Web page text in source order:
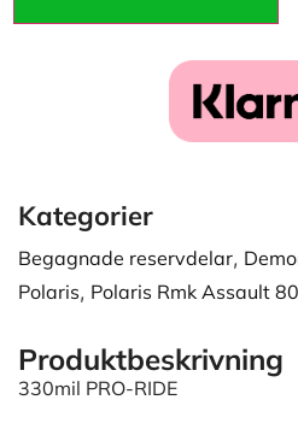
Kategorier
Begagnade reservdelar,
Polaris, Polaris Rmk Assault
Produktbeskrivning
330mil PRO-RIDE